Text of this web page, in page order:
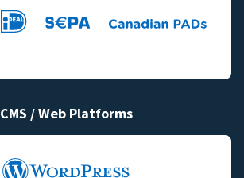
CMS / Web Platforms